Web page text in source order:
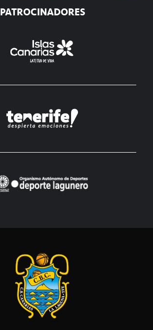
PATROCINADORES